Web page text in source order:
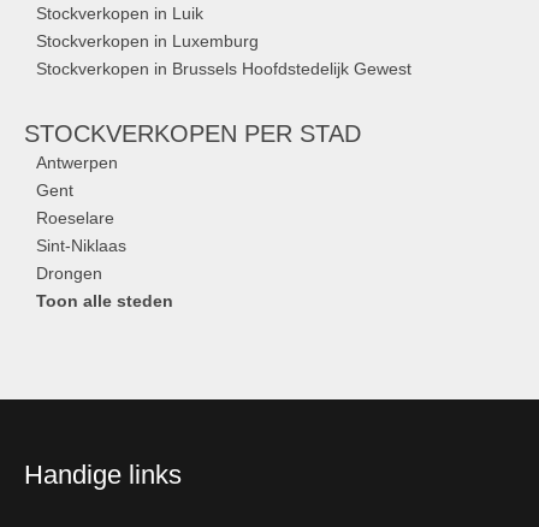
Stockverkopen in Luik
Stockverkopen in Luxemburg
Stockverkopen in Brussels Hoofdstedelijk Gewest
STOCKVERKOPEN PER STAD
Antwerpen
Gent
Roeselare
Sint-Niklaas
Drongen
Toon alle steden
Handige links